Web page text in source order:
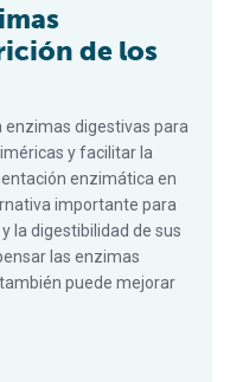
de los
enzimas digestivas para
y facilitar la
enzimática en
importante para
la digestibilidad de sus
las enzimas
puede mejorar